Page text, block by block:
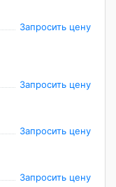
Запросить цену
Запросить цену
Запросить цену
Запросить цену